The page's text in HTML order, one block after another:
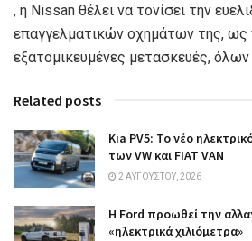
, η Nissan θέλει να τονίσει την
επαγγελματικών οχημάτων της, ως
εξατομικευμένες μετασκευές,
Related posts
Kia PV5: Το νέο
των VW και FIAT VAN
2 ΑΥΓΟΎΣΤΟΥ, 2026
Η Ford προωθεί την
«ηλεκτρικά χιλιόμετρα»